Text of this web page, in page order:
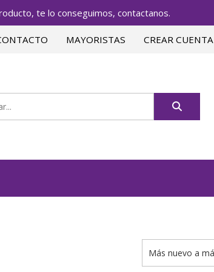
te lo conseguimos, contactanos.
MAYORISTAS CREAR CUENTA